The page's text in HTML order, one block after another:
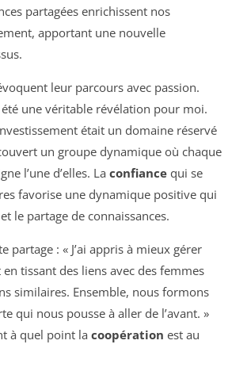
partagées enrichissent nos
apportant une nouvelle
leur parcours avec passion.
une véritable révélation pour moi.
était un domaine réservé
un groupe dynamique où chaque
l’une d’elles. La confiance qui se
favorise une dynamique positive qui
le partage de connaissances.
partage : « J’ai appris à mieux gérer
tissant des liens avec des femmes
similaires. Ensemble, nous formons
qui nous pousse à aller de l’avant. »
à quel point la coopération est au